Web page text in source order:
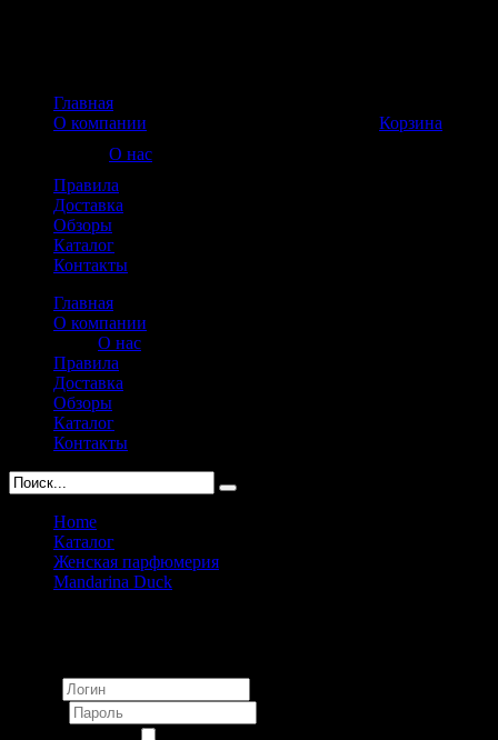
Корзина
Главная
О компании
О нас
Правила
Доставка
Обзоры
Каталог
Контакты
Главная
О компании
О нас
Правила
Доставка
Обзоры
Каталог
Контакты
Home
Каталог
Женская парфюмерия
Mandarina Duck